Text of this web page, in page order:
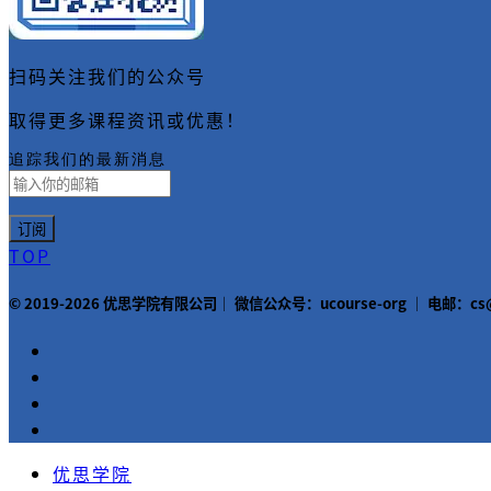
扫码关注我们的公众号
取得更多课程资讯或优惠！
追踪我们的最新消息
TOP
© 2019-2026 优思学院有限公司｜ 微信公众号：ucourse-org ｜ 电邮：
优思学院